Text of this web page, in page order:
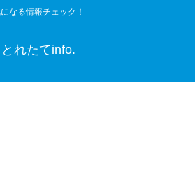
なる情報チェック！
とれたてinfo.